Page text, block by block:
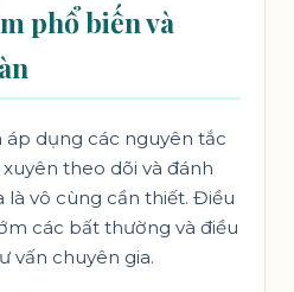
phổ biến và
dụng các nguyên tắc
theo dõi và đánh
là vô cùng cần thiết. Điều
các bất thường và điều
vấn chuyên gia.